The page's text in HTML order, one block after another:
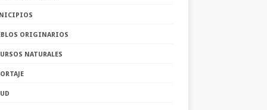
ORIGINARIOS
NATURALES